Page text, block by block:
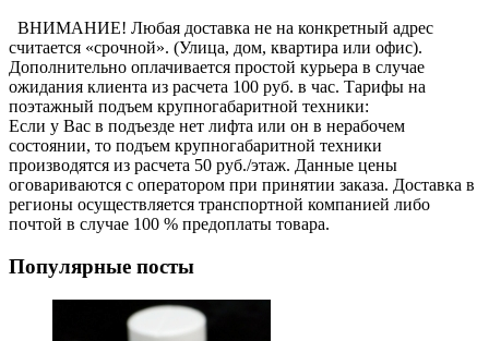
ВНИМАНИЕ! Любая доставка не на конкретный адрес
считается «срочной». (Улица, дом, квартира или офис).
Дополнительно оплачивается простой курьера в случае
ожидания клиента из расчета 100 руб. в час. Тарифы на
поэтажный подъем крупногабаритной техники:
Если у Вас в подъезде нет лифта или он в нерабочем
состоянии, то подъем крупногабаритной техники
производятся из расчета 50 руб./этаж. Данные цены
оговариваются с оператором при принятии заказа. Доставка в
регионы осуществляется транспортной компанией либо
почтой в случае 100 % предоплаты товара.
Популярные посты